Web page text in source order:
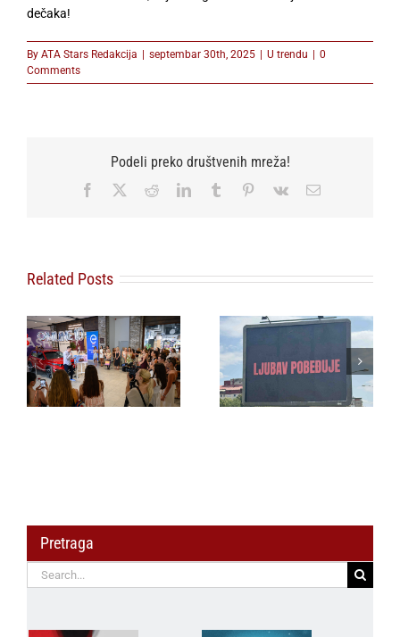
dečaka!
By ATA Stars Redakcija | septembar 30th, 2025 | U trendu | 0
Comments
Podeli preko društvenih mreža!
Facebook RedditLinkedInTumblr Pinterest
Vk Email
Related Posts
„Ljubav pobeđuje” –
poruka koja zbunjuje
javnost osvanula
širom regiona
Pretraga
Search
for: